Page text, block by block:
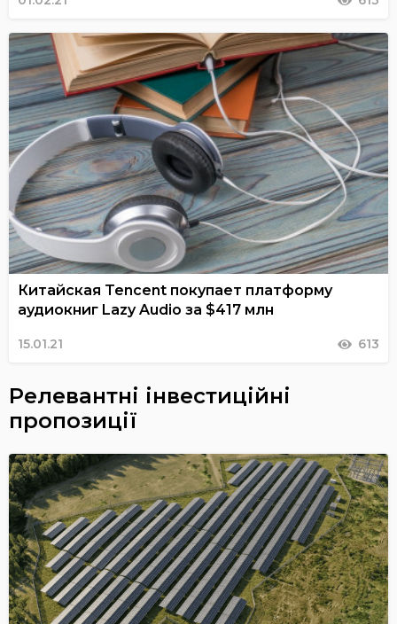
Китайская Tencent покупает платформу
аудиокниг Lazy Audio за $417 млн
15.01.21 613
Релевантні інвестиційні
пропозиції